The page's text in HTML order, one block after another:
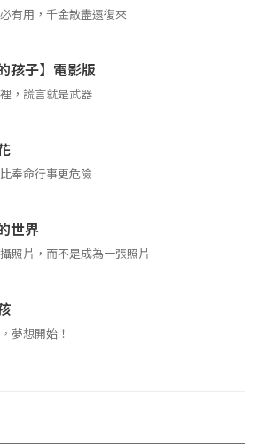
有用，千金散盡還復來
孩子】電影版
，謊言就是武器
奉命行事更危險
世界
照片，而不是成為一張照片
夢想開始！